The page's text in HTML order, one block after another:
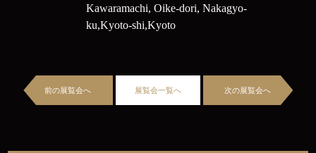
Kawaramachi, Oike-dori, Nakagyo-
ku,Kyoto-shi,Kyoto
前の展覧会へ 展覧会一覧へ 次の展覧会へ